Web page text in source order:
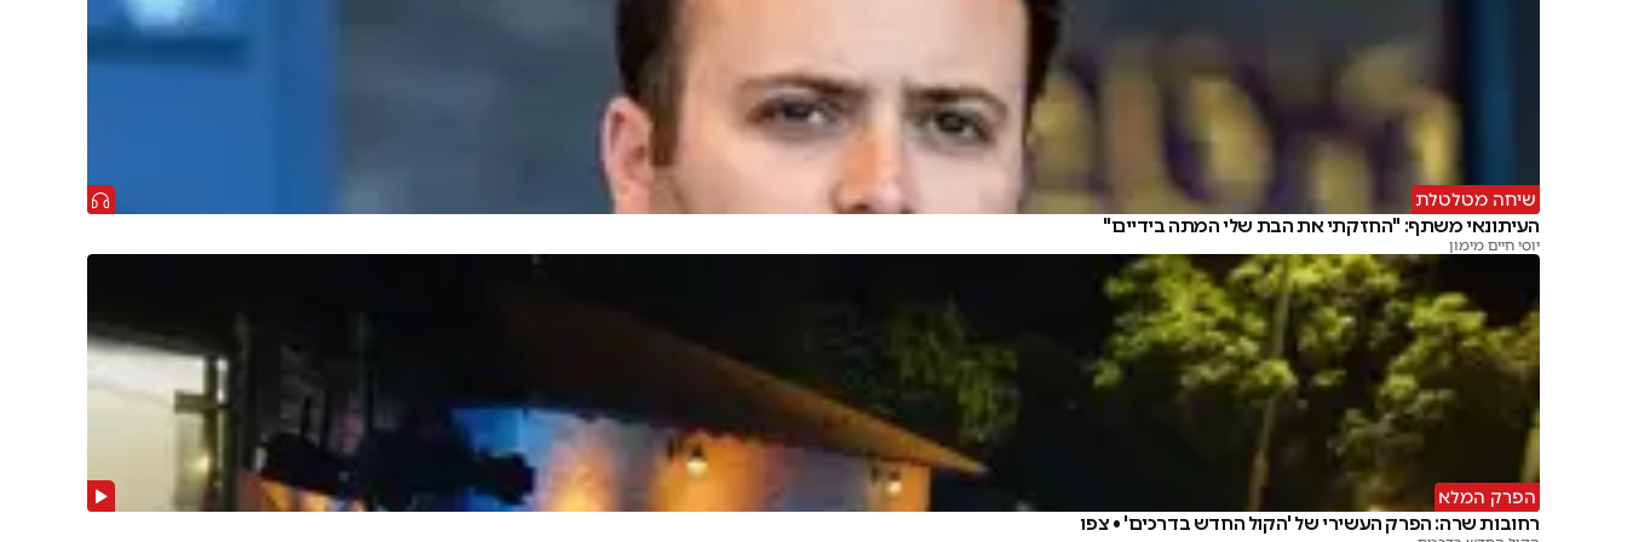
שיחה מטלטלת
העיתונאי משתף: "החזקתי את הבת שלי המתה בידיים"
יוסי חיים מימון
הפרק המלא
רחובות שרה: הפרק העשירי של 'הקול החדש בדרכים' • צפו